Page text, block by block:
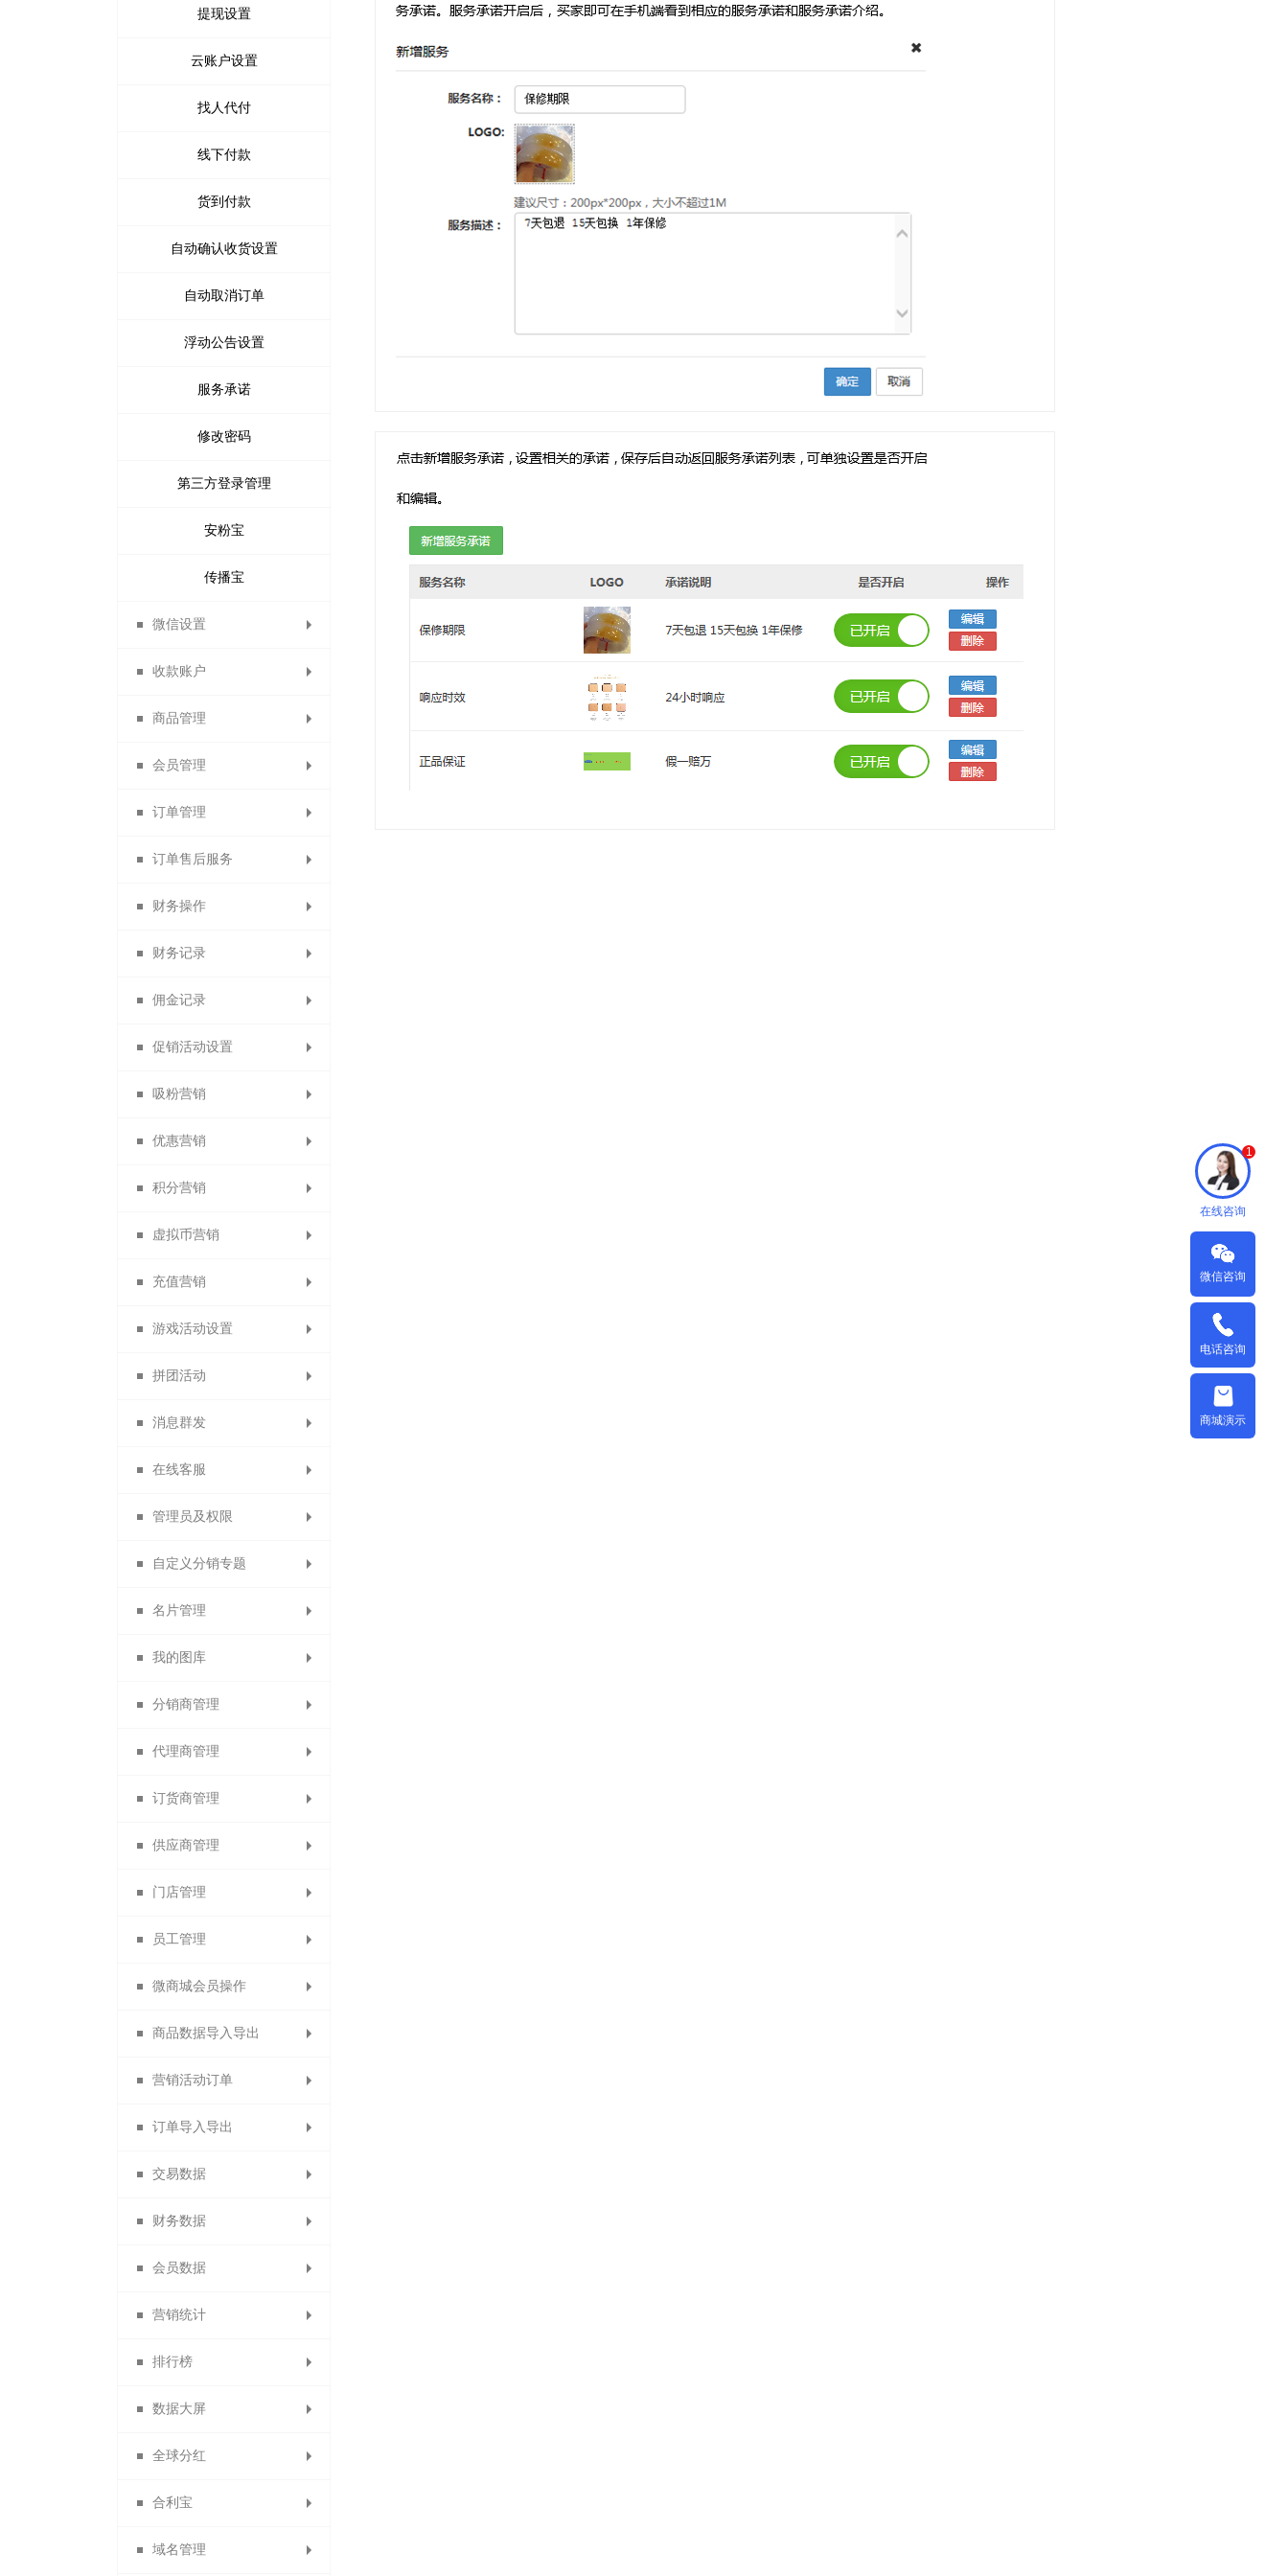
商品详情页
商品限购提示页
提现设置
云账户设置
找人代付
线下付款
货到付款
自动确认收货设置
自动取消订单
浮动公告设置
服务承诺
修改密码
第三方登录管理
安粉宝
传播宝
微信设置
消息设置
微信设置
消息设置
模板消息
自定义菜单
素材库管理
首次关注
自动回复
信息托管
客服功能
一键关注
开通指引
收款账户
合利宝分账
微信收款账号
支付宝收款账号
paypal收款账号
京东支付
贝宝收款账号
银联支付收款账号
快钱
易宝收款账号
开联通
代收款结算平台
商品管理
出售中的商品
仓库中的商品
已售罄的商品
批量修改商品
警戒商品
会员管理
会员列表
会员设置
会员等级
会员卡
会员权益
会员分组
会员导出
备份会员导入
批量修改会员
订单管理
所有订单
虚拟库存订单
删除日志
批量发货
订单售后服务
退换货审核
商品评价
退货理由
付款查询
退换货设置
财务操作
代理商业绩奖励
提现申请管理
佣金转余额申请列表
线下充值管理
分账审核
代理商推荐奖
代理商业绩奖
代理商管理奖
订货商推荐奖审核
订货商业绩奖
订货商业绩奖励
订货商管理奖
供应商提现申请
拼团退款申请
财务记录
供应商提现记录
提现记录
驳回记录
分账记录
红包记录
账号充值记录
供应商提现申请
资金监控日志
佣金记录
分销商佣金
代理商佣金
订货商佣金
门店佣金
员工佣金
招商经理佣金
调整佣金日志
促销活动设置
限时秒杀
限时打折
拼团活动
砍价设置
试用活动设置
周期购
满额包邮
满减优惠
搭配套餐
打包一口价
首单立减
支付有礼活动
吸粉营销
投票管理
拍卖活动
众筹列表
众筹装修
微夺宝管理
微助力管理
微现场
生日营销
抢红包拉粉丝
X+1链动分销
优惠营销
优惠券管理
优惠券大礼包
优惠码管理
扫码送优惠券设置
关注送优惠券
分享送优惠券
购物送优惠券
购物分享得优惠券
积分营销
积分日志
每日签到设置
积分抵现
消费送积分
关注送积分
分享送积分
评价送积分
积分兑换商品
积分兑换红包
首次消费送积分
虚拟币营销
虚拟币日志
虚拟币比例
虚拟币抵现
充值营销
充值优惠
充值送积分
充值送优惠券
充值升等级
充值成为分销商
购物卡管理
充值成为代理商
充值成为订货商
游戏活动设置
幸运大转盘
疯狂砸金蛋
好运翻翻看
骰子大王
拼团活动
拼团活动管理
消息群发
微信群发
短信群发
站内信
在线客服
开通在线客服
微聊客服管理
管理员及权限
管理员
权限角色
自定义分销专题
专题分类
分销专题
名片管理
会员名片
分销名片
代理商名片
订货商名片
清除名片缓存
我的图库
图片分类
图文列表
分销商管理
分销商管理
分销商设置
分销商审核
分销商等级
分销商分组
分销商导出
佣金排名设置
分销申请设置
分销商自动审核设置
分销商自动延期
默认分销商等级
代理商管理
代理商管理
代理商设置
加盟申请设置
代理商审核
设置代理商
代理商导出
代理商推荐奖
代理商销售奖
代理商团队业绩
代理商业绩奖励规则
团队管理奖
订货商管理
订货商管理
订货商设置
订货商审核
设置订货商
订货商推荐奖
订货商销售奖
团队业绩奖
订货商团队业绩
团队管理奖
供应商管理
供应商管理
供应商设置
增加供应商
供应商审核
供应商类型
店铺标签
导出供应商
供应商公告
招商经理管理
供应商商品审核
供应商门店审核
商品统计
订单统计
供应商财务报表
门店管理
门店等级
门店管理和门店设置
门店申请
门店审核
设置门店
门店分组
门店行业
门店收款码
员工管理
员工管理
设置员工
员工等级
会员分组
微商城会员操作
分销商品
微社区
商品数据导入导出
数据包导入
1688商品导入
备份商品导入
商品导出
商品助手
淘宝商品
营销活动订单
营销活动订单
积分兑换订单
订单导入导出
导出订单
备份订单导入
导出身份证图片
交易数据
交易概况
商品概况
订单统计
退换货统计
商品统计
财务数据
提现统计
充值统计
会员数据
会员概况
代理商概况
会员分析
营销统计
优惠券统计
拼团统计
秒杀统计
排行榜
商品销售排行
数据排名
数据大屏
数据大屏
全球分红
动态分红
合利宝
合利宝交易
域名管理
在线咨询
1
微信咨询
电话咨询
商城演示